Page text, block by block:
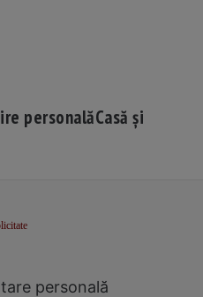
personalăCasă și
personală